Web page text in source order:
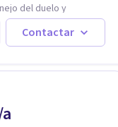
del duelo y
depresión, así como
y comportamiento.
Contactar